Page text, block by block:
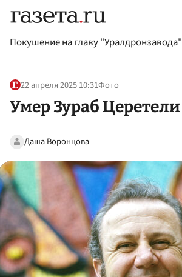
Покушение на главу "Уралдронзавода"
22 апреля 2025 10:31Фото
Умер Зураб Церетели
Даша Воронцова